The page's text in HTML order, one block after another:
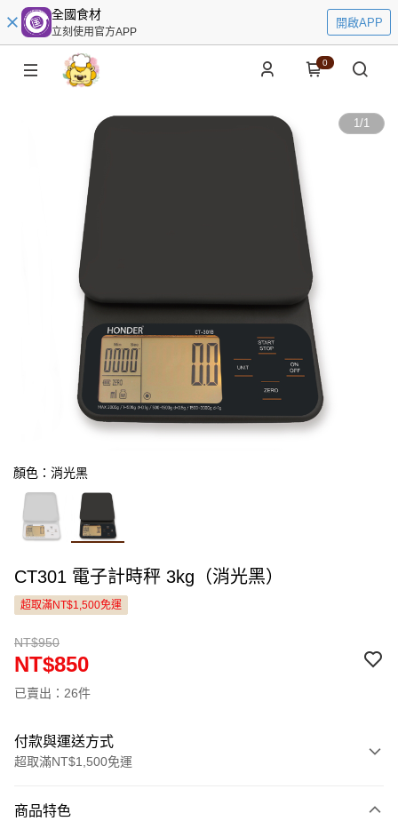
全國食材
立刻使用官方APP
開啟APP
0
1/1
顏色：消光黑
CT301 電子計時秤 3kg（消光黑）
超取滿NT$1,500免運
NT$950
NT$850
已賣出：26件
付款與運送方式
超取滿NT$1,500免運
信用卡一次付款
商品特色